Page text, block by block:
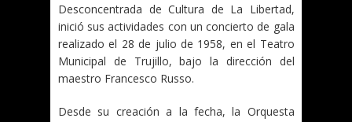
Desconcentrada de Cultura de La Libertad,
inició sus actividades con un concierto de gala
realizado el 28 de julio de 1958, en el Teatro
Municipal de Trujillo, bajo la dirección del
maestro Francesco Russo.
Desde su creación a la fecha, la Orquesta